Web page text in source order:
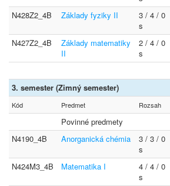
N428Z2_4B Základy fyziky II
3 / 4 / 0
s
N427Z2_4B
Základy matematiky
II
2 / 4 / 0
s
3. semester (Zimný semester)
Kód Predmet Rozsah
Povinné predmety
N4190_4B
Anorganická chémia
3 / 3 / 0
s
N424M3_4B Matematika I
4 / 4 / 0
s